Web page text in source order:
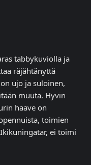
tabbykuviolla ja
räjähtänyttä
ujo ja suloinen,
muuta. Hyvin
haave on
toimien
ei toimi